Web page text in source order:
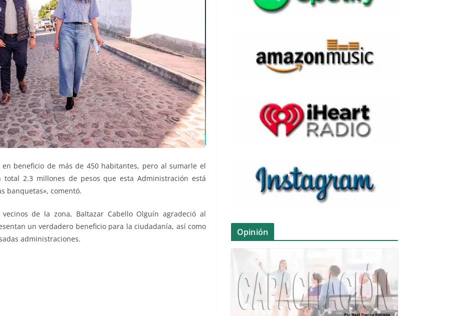
beneficio de más de 450 habitantes, pero al sumarle el
2.3 millones de pesos que esta Administración está
banquetas», comentó.
de la zona, Baltazar Cabello Olguín agradeció al
un verdadero beneficio para la ciudadanía, así como
administraciones.
Opinión